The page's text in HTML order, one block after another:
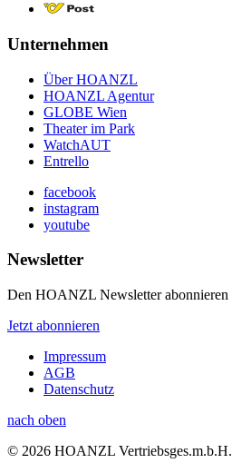
Unternehmen
Über HOANZL
HOANZL Agentur
GLOBE Wien
Theater im Park
WatchAUT
Entrello
facebook
instagram
youtube
Newsletter
Den HOANZL Newsletter abonnieren
Jetzt abonnieren
Impressum
AGB
Datenschutz
nach oben
© 2026 HOANZL Vertriebsges.m.b.H.